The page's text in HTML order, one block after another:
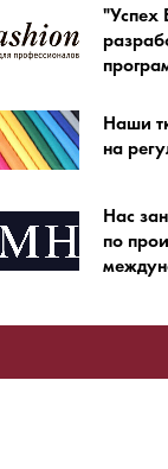
"Успех
Наши
на
Нас
по